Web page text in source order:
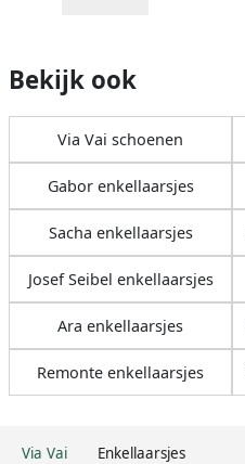
Via Vai Enkellaarsjes
Bekijk ook
Via Vai schoenen
Gabor enkellaarsjes
Sacha enkellaarsjes
Josef Seibel enkellaarsjes
Ara enkellaarsjes
Remonte enkellaarsjes